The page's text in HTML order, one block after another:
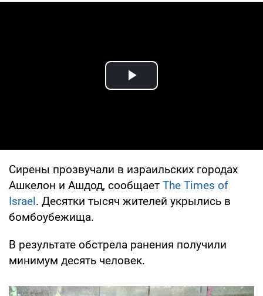
Play Video
Сирены прозвучали в израильских городах
Ашкелон и Ашдод, сообщает The Times of
Israel. Десятки тысяч жителей укрылись в
бомбоубежища.
В результате обстрела ранения получили
минимум десять человек.